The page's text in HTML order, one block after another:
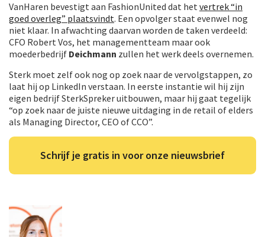
VanHaren bevestigt aan FashionUnited dat hetvertrek “in
goed overleg” plaatsvindt. Een opvolger staat evenwel nog
niet klaar. In afwachting daarvan worden de taken verdeeld:
CFO Robert Vos, het managementteam maar ook
moederbedrijf Deichmann zullen het werk deels overnemen.
Sterk moet zelf ook nog op zoek naar de vervolgstappen, zo
laat hij op LinkedIn verstaan. In eerste instantie wil hij zijn
eigen bedrijf SterkSpreker uitbouwen, maar hij gaat tegelijk
“op zoek naar de juiste nieuwe uitdaging in de retail of elders
als Managing Director, CEO of CCO”.
Schrijf je gratis in voor onze nieuwsbrief